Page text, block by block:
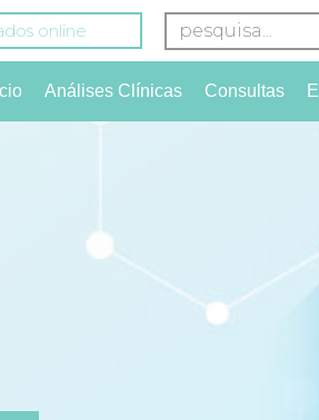
online
Análises Clínicas Consultas